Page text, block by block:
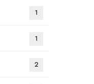
1
1
2